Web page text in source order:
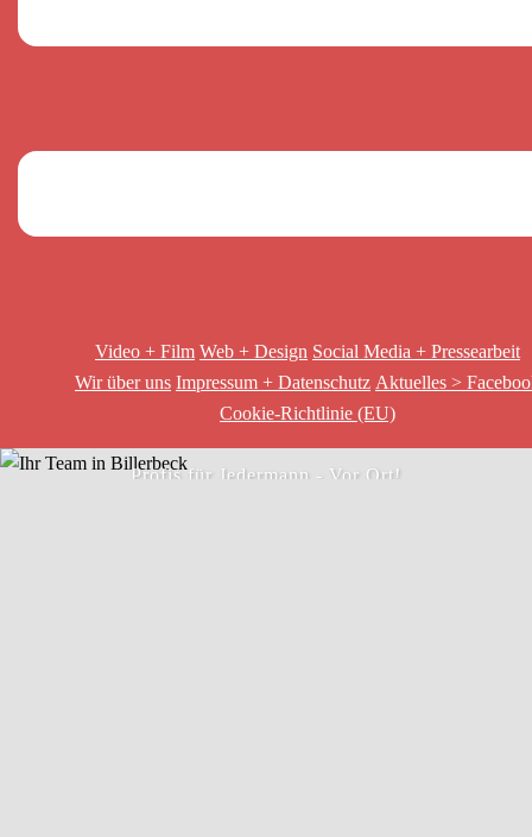
Video + Film Web + Design Social Media + Pressearbeit
Wir über uns Impressum + Datenschutz Aktuelles >
Cookie-Richtlinie (EU)
Der richtige Schritt!
Profis für Jedermann - Vor Ort!